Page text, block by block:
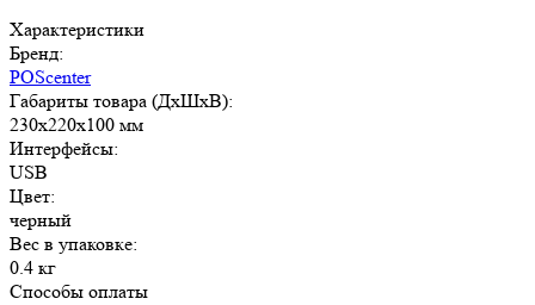
Характеристики
Бренд:
POScenter
Габариты товара (ДxШxВ):
230х220х100 мм
Интерфейсы:
USB
Цвет:
черный
Вес в упаковке:
0.4 кг
Способы оплаты